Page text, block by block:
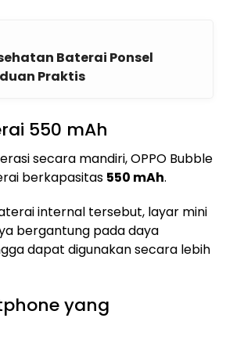
Baterai Ponsel
Praktis
550 mAh
secara mandiri, OPPO Bubble
berkapasitas 550 mAh.
internal tersebut, layar mini
bergantung pada daya
dapat digunakan secara lebih
yang